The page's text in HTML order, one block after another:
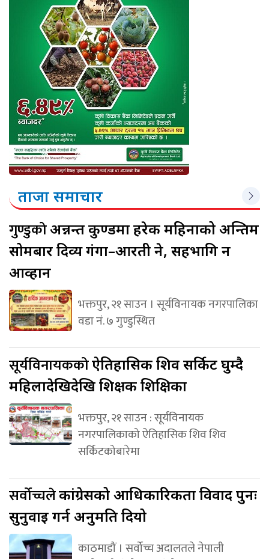
ताजा समाचार
गुण्डुकोअन्नन्त कुण्डमा हरेक महिनाको अन्तिम
सोमबार दिव्य गंगा–आरती हुने, सहभागि हुन
आव्हान
भक्तपुर, २१ साउन । सूर्यविनायक नगरपालिका
वडा नं. ७ गुण्डुस्थित
सूर्यविनायककोऐतिहासिक शिव सर्किट घुम्दै
महिलादेखिदेखि शिक्षक शिक्षिका
भक्तपुर, २१ साउन : सूर्यविनायक
नगरपालिकाको ऐतिहासिक शिव शिव
सर्किटकोबारेमा
सर्वोच्चलेकांग्रेसको आधिकारिकता विवाद पुनः
सुनुवाइ गर्न अनुमति दियो
काठमाडौं । सर्वोच्च अदालतले नेपाली